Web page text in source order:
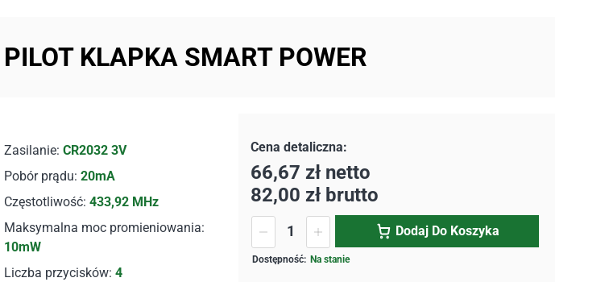
PILOT KLAPKA SMART POWER
Zasilanie: CR2032 3V
Pobór prądu: 20mA
Częstotliwość: 433,92 MHz
Maksymalna moc promieniowania:
10mW
Liczba przycisków: 4
66,67zł netto
82,00zł brutto
Na stanie
Dodaj Do Koszyka